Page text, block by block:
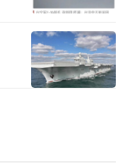
团就停火的“技
加会谈并向他汇